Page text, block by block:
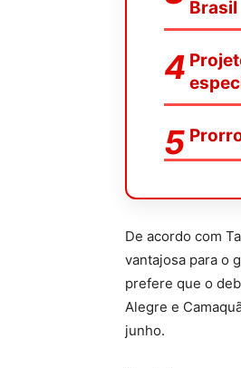
Brasil
De acordo com
vantajosa para o
prefere que o
Alegre e
junho.